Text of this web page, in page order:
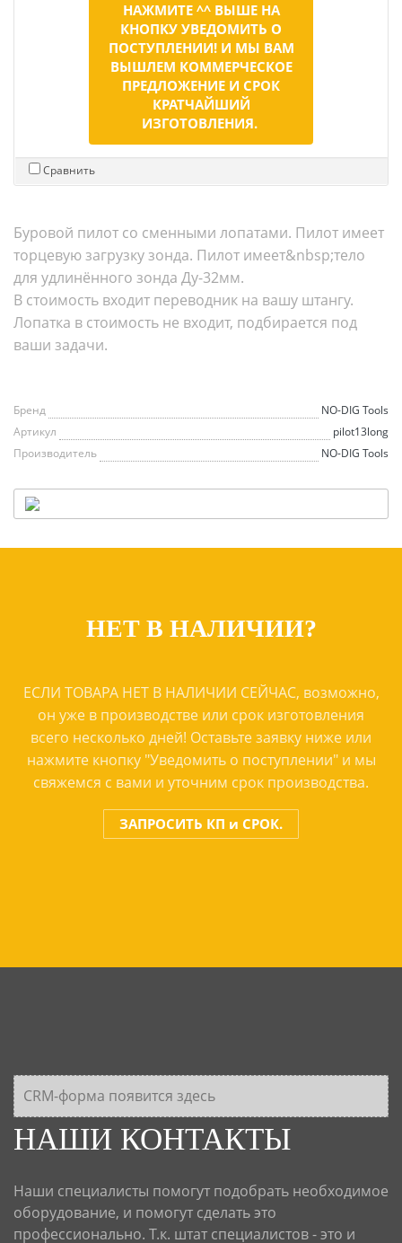
НАЖМИТЕ ^^ ВЫШЕ НА
КНОПКУ УВЕДОМИТЬ О
ПОСТУПЛЕНИИ! И МЫ ВАМ
ВЫШЛЕМ КОММЕРЧЕСКОЕ
ПРЕДЛОЖЕНИЕ И СРОК
КРАТЧАЙШИЙ
ИЗГОТОВЛЕНИЯ.
Сравнить
Буровой пилот со сменными лопатами. Пилот имеет
торцевую загрузку зонда. Пилот имеет&nbsp;тело
для удлинённого зонда Ду-32мм.
В стоимость входит переводник на вашу штангу.
Лопатка в стоимость не входит, подбирается под
ваши задачи.
Бренд
NO-DIG Tools
Артикул
pilot13long
Производитель
NO-DIG Tools
НЕТ В НАЛИЧИИ?
ЕСЛИ ТОВАРА НЕТ В НАЛИЧИИ СЕЙЧАС, возможно,
он уже в производстве или срок изготовления
всего несколько дней! Оставьте заявку ниже или
нажмите кнопку "Уведомить о поступлении" и мы
свяжемся с вами и уточним срок производства.
ЗАПРОСИТЬ КП и СРОК.
CRM-форма появится здесь
НАШИ КОНТАКТЫ
Наши специалисты помогут подобрать необходимое
оборудование, и помогут сделать это
профессионально. Т.к. штат специалистов - это и